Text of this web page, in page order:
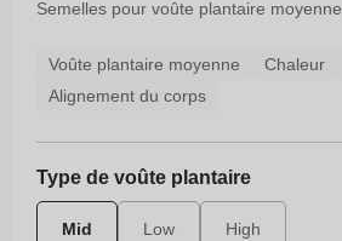
Semelles pour voûte plantaire moyenne
Voûte plantaire moyenne Chaleur
Alignement du corps
Type de voûte plantaire
Mid Low High